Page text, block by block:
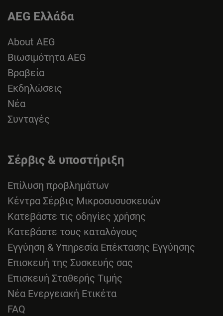
AEG Ελλάδα
About AEG
Βιωσιμότητα AEG
Βραβεία
Εκδηλώσεις
Νέα
Συνταγές
Σέρβις & υποστήριξη
Επίλυση προβλημάτων
Κέντρα Σέρβις Μικροσυσυσκευών
Κατεβάστε τις οδηγίες χρήσης
Κατεβάστε τους καταλόγους
Εγγύηση & Υπηρεσία Επέκτασης Εγγύησης
Επισκευή της Συσκευής σας
Επισκευή Σταθερής Τιμής
Νέα Ενεργειακή Ετικέτα
FAQ